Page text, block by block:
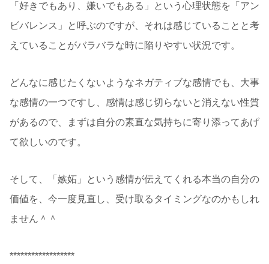
「好きでもあり、嫌いでもある」という心理状態を「アン
ビバレンス」と呼ぶのですが、それは感じていることと考
えていることがバラバラな時に陥りやすい状況です。
どんなに感じたくないようなネガティブな感情でも、大事
な感情の一つですし、感情は感じ切らないと消えない性質
があるので、まずは自分の素直な気持ちに寄り添ってあげ
て欲しいのです。
そして、「嫉妬」という感情が伝えてくれる本当の自分の
価値を、今一度見直し、受け取るタイミングなのかもしれ
ません＾＾
******************